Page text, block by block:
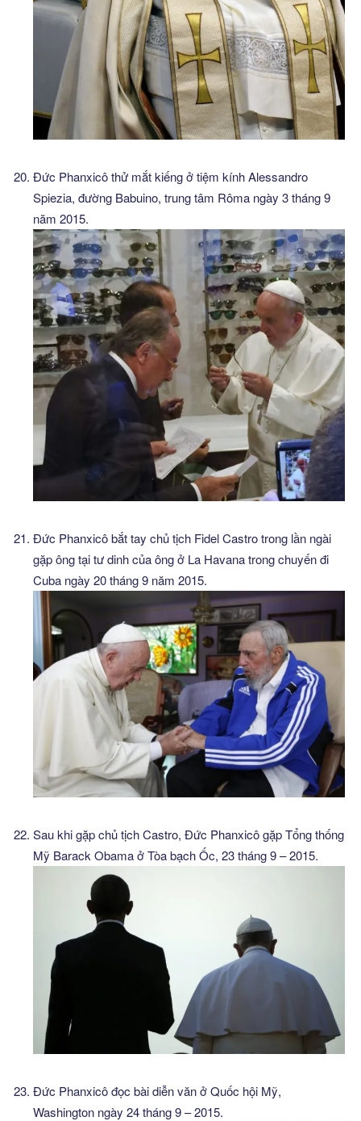
Đức Phanxicô thử mắt kiếng ở tiệm kính Alessandro
Spiezia, đường Babuino, trung tâm Rôma ngày 3 tháng 9
năm 2015.
Đức Phanxicô bắt tay chủ tịch Fidel Castro trong lần ngài
gặp ông tại tư dinh của ông ở La Havana trong chuyến đi
Cuba ngày 20 tháng 9 năm 2015.
Sau khi gặp chủ tịch Castro, Đức Phanxicô gặp Tổng thống
Mỹ Barack Obama ở Tòa bạch Ốc, 23 tháng 9 – 2015.
Đức Phanxicô đọc bài diễn văn ở Quốc hội Mỹ,
Washington ngày 24 tháng 9 – 2015.